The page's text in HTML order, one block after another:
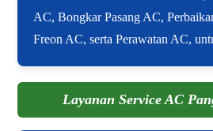
AC, Bongkar Pasang AC,
Freon AC, serta Perawatan AC,
Layanan Service AC